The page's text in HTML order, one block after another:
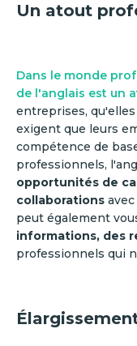
Un atout
Dans le monde
de l'anglais est un
entreprises,
exigent que leurs
compétence de
professionnels,
opportunités de
collaborations
peut également
informations, des
professionnels qui